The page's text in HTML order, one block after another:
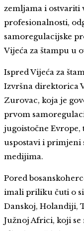
zemljama i ostvariti
profesionalnosti,
samoregulacijske
Vijeća za štampu u
Ispred Vijeća za
Izvršna direktorica
Zurovac, koja je
prvom
jugoistočne Evrope,
uspostavi i primjeni
medijima.
Pored
imali priliku čuti o
Danskoj, Holandiji,
Južnoj Africi, koji